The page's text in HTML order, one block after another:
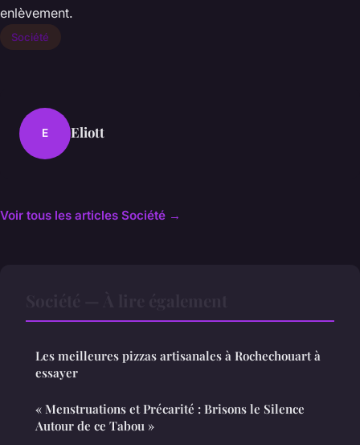
enlèvement.
Société
E Eliott
Voir tous les articles Société →
Les meilleures pizzas artisanales à Rochechouart à
essayer
« Menstruations et Précarité : Brisons le Silence
Autour de ce Tabou »